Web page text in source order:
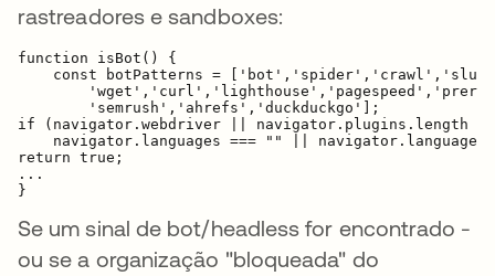
rastreadores e sandboxes:
function isBot() {
const botPatterns =
'semrush','ahrefs','duckduckgo'];
if (navigator.webdriver || navigator.plugins.length
navigator.languages === "" || navigator.languages
return true;
...
Se um sinal de bot/headless for encontrado -
ou se a organização "bloqueada" do